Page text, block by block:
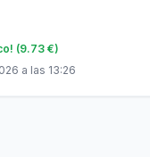
(9.73 €)
a las 13:26